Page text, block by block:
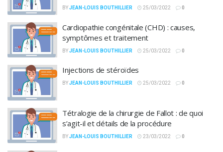
BYJEAN-LOUIS BOUTHILLIER 25/03/2022 0
Cardiopathie congénitale (CHD) : ​​causes,
symptômes et traitement
BYJEAN-LOUIS BOUTHILLIER 25/03/2022 0
Injections de stéroïdes
BYJEAN-LOUIS BOUTHILLIER 25/03/2022 0
Tétralogie de la chirurgie de Fallot : de quoi
s’agit-il et détails de la procédure
BYJEAN-LOUIS BOUTHILLIER 23/03/2022 0